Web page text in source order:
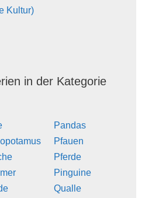
Kultur)
in der Kategorie
Pandas
Pfauen
Pferde
Pinguine
Qualle